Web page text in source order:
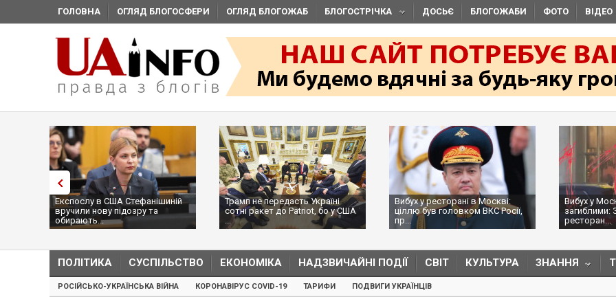
ГОЛОВНА ОГЛЯД БЛОГОСФЕРИ ОГЛЯД БЛОГОЖАБ БЛОГОСТРІЧКА ДОСЬЄ БЛОГОЖАБИ ФОТО ВІДЕО
Експослу в США Стефанішиній
вручили нову підозру та
обирають...
Трамп не передасть Україні
сотні ракет до Patriot, бо у США
...
Вибух у ресторані в Москві:
ціллю був головком ВКС Росії,
пр...
Вибух у
загиблими:
ресторан...
ПОЛІТИКА СУСПІЛЬСТВО ЕКОНОМІКА НАДЗВИЧАЙНІ ПОДІЇ СВІТ КУЛЬТУРА ЗНАННЯ
РОСІЙСЬКО-УКРАЇНСЬКА ВІЙНА КОРОНАВІРУС COVID-19 ТАРИФИ ПОДВИГИ УКРАЇНЦІВ